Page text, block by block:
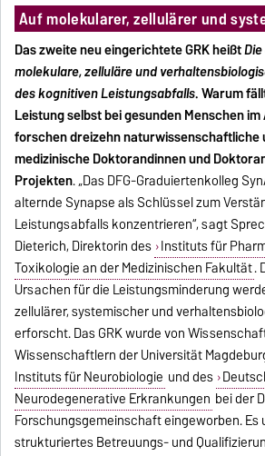
Auf molekularer, zellulärer und
Das zweite neu eingerichtete GRK heißt
molekulare, zelluläre und
des kognitiven Leistungsabfalls. Warum
Leistung selbst bei gesunden Menschen
forschen dreizehn naturwissenschaftliche
medizinische Doktorandinnen und
Projekten. „Das DFG-Graduiertenkolleg
alternde Synapse als Schlüssel zum
Leistungsabfalls konzentrieren“, sagt
Dieterich, Direktorin des Instituts für
Toxikologie an der Medizinischen Fakultät.
Ursachen für die Leistungsminderung
zellulärer, systemischer und
erforscht. Das GRK wurde von
Wissenschaftlern der Universität
Instituts für Neurobiologie und des
Neurodegenerative Erkrankungen bei der
Forschungsgemeinschaft eingeworben. Es
strukturiertes Betreuungs- und